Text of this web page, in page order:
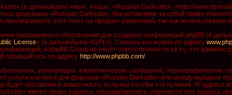
(в дальнейшем «мы», «наш», «Russian Darkside», «http://
форумами «Russian Darkside». Мы оставляем за собой право
этот текст на предмет изменений, так как
программного обеспечения для создания конференций phpBB (в
License» (в дальнейшем «GPL»). Скачать его можно по адресу
и phpBB Group не несёт ответственности за то, что
обращайтесь по адресу http://www.phpbb.com/.
угрожающих, клеветнических сообщений, порнографических
услуги хостинга для форумов «Russian Darkside» или
будет поставлен в известность, если мы сочтём это нужным. IP-адреса
имеют право удалить, отредактировать, перенести или закрыть